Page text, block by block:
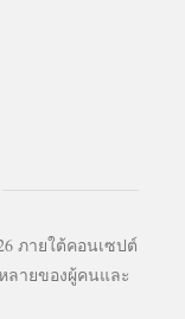
ภายใต้คอนเซปต์
ลายของผู้คนและ